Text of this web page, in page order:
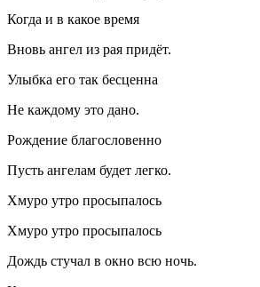
Когда и в какое время
Вновь ангел из рая придёт.
Улыбка его так бесценна
Не каждому это дано.
Рождение благословенно
Пусть ангелам будет легко.
Хмуро утро просыпалось
Хмуро утро просыпалось
Дождь стучал в окно всю ночь.